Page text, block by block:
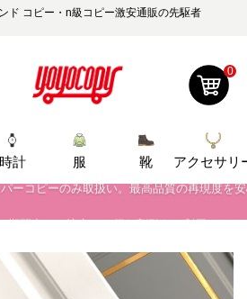
ド コピー・n級コピー激安通販の先駆者
0
時計 服 靴 アクセサリ
ーコピーのみ取扱い。最高品質の再現度を
パーコピーのみ取扱い。最高品質の再現度を